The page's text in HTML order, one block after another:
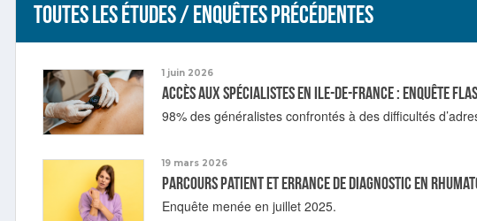
Toutes les études / enquêtes précédentes
1 juin 2026
Accès aux spécialistes en Ile-de-France : enquête
98% des généralistes confrontés à des difficultés
19 mars 2026
Parcours patient et errance de diagnostic en
Enquête menée en juillet 2025.